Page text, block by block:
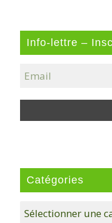
Info-lettre –
Catégories
Catégories